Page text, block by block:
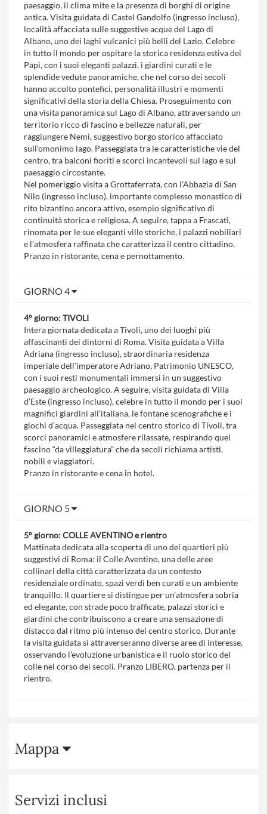
paesaggio, il clima mite e la presenza di borghi di origine
antica. Visita guidata di Castel Gandolfo (ingresso incluso),
località affacciata sulle suggestive acque del Lago di
Albano, uno dei laghi vulcanici più belli del Lazio. Celebre
in tutto il mondo per ospitare la storica residenza estiva dei
Papi, con i suoi eleganti palazzi, i giardini curati e le
splendide vedute panoramiche, che nel corso dei secoli
hanno accolto pontefici, personalità illustri e momenti
significativi della storia della Chiesa. Proseguimento con
una visita panoramica sul Lago di Albano, attraversando un
territorio ricco di fascino e bellezze naturali, per
raggiungere Nemi, suggestivo borgo storico affacciato
sull’omonimo lago. Passeggiata tra le caratteristiche vie del
centro, tra balconi fioriti e scorci incantevoli sul lago e sul
paesaggio circostante.
Nel pomeriggio visita a Grottaferrata, con l’Abbazia di San
Nilo (ingresso incluso), importante complesso monastico di
rito bizantino ancora attivo, esempio significativo di
continuità storica e religiosa. A seguire, tappa a Frascati,
rinomata per le sue eleganti ville storiche, i palazzi nobiliari
e l’atmosfera raffinata che caratterizza il centro cittadino.
Pranzo in ristorante, cena e pernottamento.
GIORNO 4
4° giorno: TIVOLI
Intera giornata dedicata a Tivoli, uno dei luoghi più
affascinanti dei dintorni di Roma. Visita guidata a Villa
Adriana (ingresso incluso), straordinaria residenza
imperiale dell’imperatore Adriano, Patrimonio UNESCO,
con i suoi resti monumentali immersi in un suggestivo
paesaggio archeologico. A seguire, visita guidata di Villa
d’Este (ingresso incluso), celebre in tutto il mondo per i suoi
magnifici giardini all’italiana, le fontane scenografiche e i
giochi d’acqua. Passeggiata nel centro storico di Tivoli, tra
scorci panoramici e atmosfere rilassate, respirando quel
fascino “da villeggiatura” che da secoli richiama artisti,
nobili e viaggiatori.
Pranzo in ristorante e cena in hotel.
GIORNO 5
5° giorno: COLLE AVENTINO e rientro
Mattinata dedicata alla scoperta di uno dei quartieri più
suggestivi di Roma: il Colle Aventino, una delle aree
collinari della città caratterizzata da un contesto
residenziale ordinato, spazi verdi ben curati e un ambiente
tranquillo. Il quartiere si distingue per un’atmosfera sobria
ed elegante, con strade poco trafficate, palazzi storici e
giardini che contribuiscono a creare una sensazione di
distacco dal ritmo più intenso del centro storico. Durante
la visita guidata si attraverseranno diverse aree di interesse,
osservando l’evoluzione urbanistica e il ruolo storico del
colle nel corso dei secoli. Pranzo LIBERO, partenza per il
rientro.
Mappa
Servizi inclusi